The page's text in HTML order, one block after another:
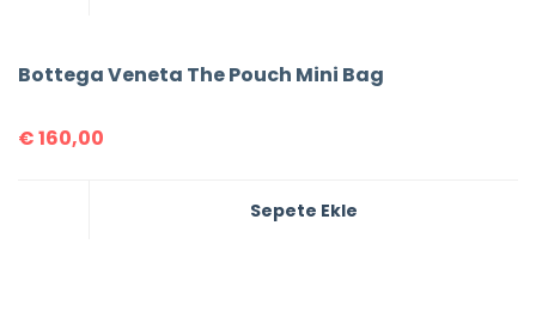
Bottega Veneta The Pouch Mini Bag
€160,00
Sepete Ekle